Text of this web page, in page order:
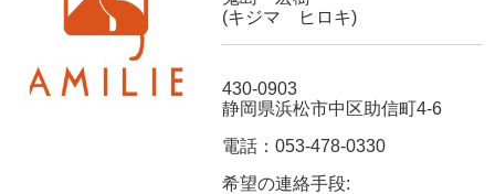
(キジマ ヒロキ)
430-0903
静岡県浜松市中区助信町4-6
電話：053-478-0330
希望の連絡手段: